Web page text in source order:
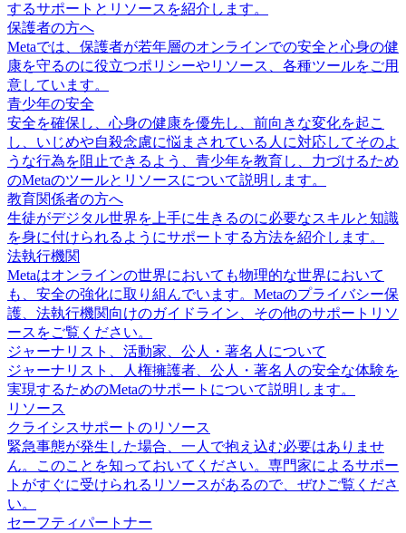
するサポートとリソースを紹介します。
保護者の方へ
Metaでは、保護者が若年層のオンラインでの安全と心身の健
康を守るのに役立つポリシーやリソース、各種ツールをご用
意しています。
青少年の安全
安全を確保し、心身の健康を優先し、前向きな変化を起こ
し、いじめや自殺念慮に悩まされている人に対応してそのよ
うな行為を阻止できるよう、青少年を教育し、力づけるため
のMetaのツールとリソースについて説明します。
教育関係者の方へ
生徒がデジタル世界を上手に生きるのに必要なスキルと知識
を身に付けられるようにサポートする方法を紹介します。
法執行機関
Metaはオンラインの世界においても物理的な世界において
も、安全の強化に取り組んでいます。Metaのプライバシー保
護、法執行機関向けのガイドライン、その他のサポートリソ
ースをご覧ください。
ジャーナリスト、活動家、公人・著名人について
ジャーナリスト、人権擁護者、公人・著名人の安全な体験を
実現するためのMetaのサポートについて説明します。
リソース
クライシスサポートのリソース
緊急事態が発生した場合、一人で抱え込む必要はありませ
ん。このことを知っておいてください。専門家によるサポー
トがすぐに受けられるリソースがあるので、ぜひご覧くださ
い。
セーフティパートナー